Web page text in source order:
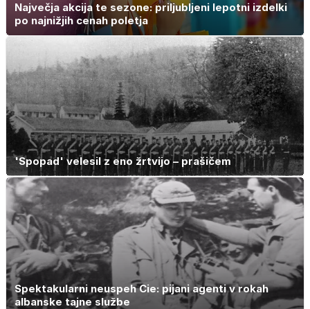
Največja akcija te sezone: priljubljeni lepotni izdelki
po najnižjih cenah poletja
'Spopad' velesil z eno žrtvijo – prašičem
Spektakularni neuspeh Cie: pijani agenti v rokah
albanske tajne službe